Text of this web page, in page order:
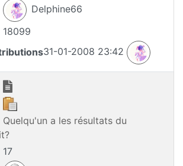
Delphine66
18099
31-01-2008 23:42
Quelqu'un a les résultats du
17